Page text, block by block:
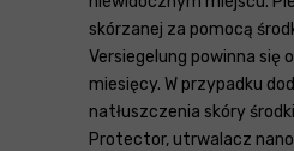
skórzanej za pomocą
Versiegelung powinna się
miesięcy. W przypadku
natłuszczenia skóry
Protector, utrwalacz